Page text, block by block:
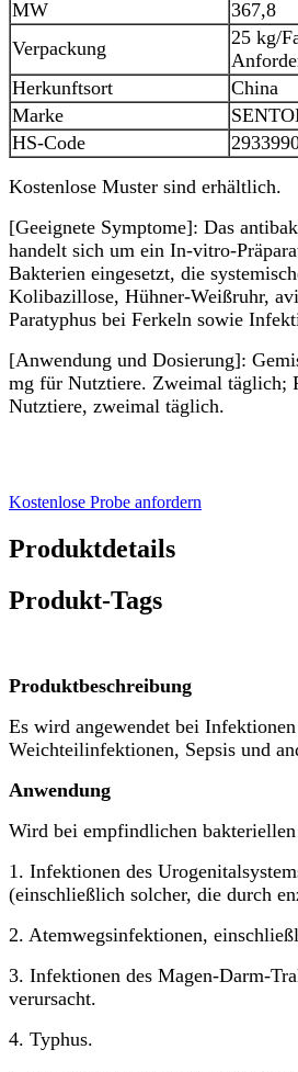
MW
367,8
Verpackung
25 kg/
Herkunftsort
China
Marke
HS-Code
Kostenlose Muster sind erhältlich.
[Geeignete Symptome]: Das
handelt sich um ein In-vitro-
Bakterien eingesetzt, die
Kolibazillose, Hühner-Weißruhr,
Paratyphus bei Ferkeln sowie
[Anwendung und Dosierung]:
mg für Nutztiere. Zweimal täglich;
Nutztiere, zweimal täglich.
Kostenlose Probe anfordern
Produktdetails
Produkt-Tags
Produktbeschreibung
Es wird angewendet bei
Weichteilinfektionen, Sepsis und
Anwendung
Wird bei empfindlichen
1. Infektionen des
(einschließlich solcher, die durch
2. Atemwegsinfektionen,
3. Infektionen des Magen-Darm-
verursacht.
4. Typhus.